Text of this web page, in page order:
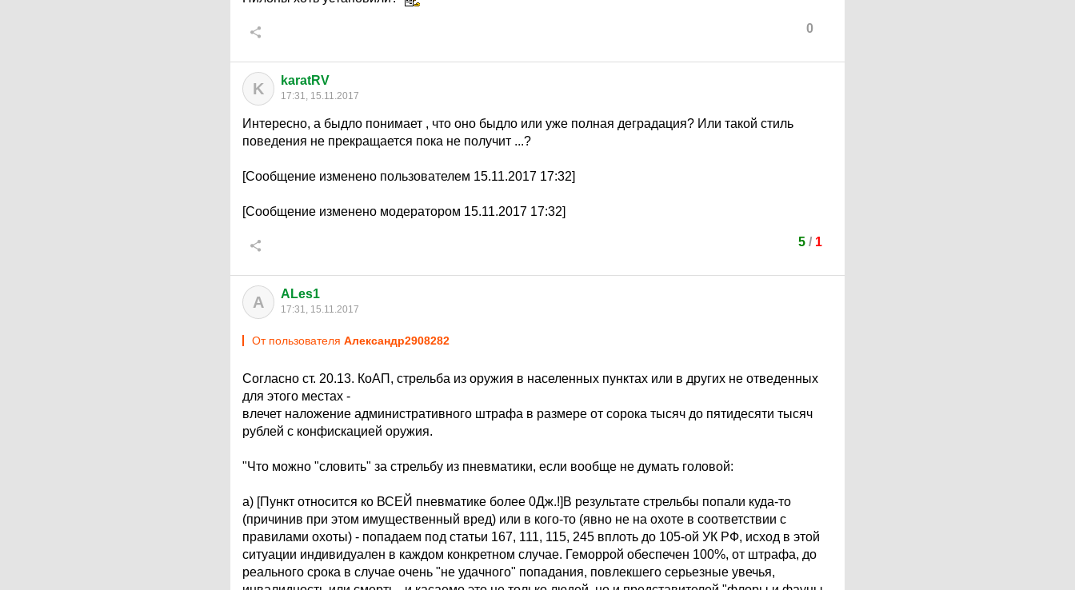
0
K karatRV
17:31, 15.11.2017
Интересно, а быдло понимает , что оно быдло или уже полная деградация? Или такой стиль
поведения не прекращается пока не получит ...?
[Сообщение изменено пользователем 15.11.2017 17:32]
[Сообщение изменено модератором 15.11.2017 17:32]
5/ 1
A ALes1
17:31, 15.11.2017
От пользователя Александр2908282
Согласно ст. 20.13. КоАП, стрельба из оружия в населенных пунктах или в других не отведенных
для этого местах -
влечет наложение административного штрафа в размере от сорока тысяч до пятидесяти тысяч
рублей с конфискацией оружия.
"Что можно "словить" за стрельбу из пневматики, если вообще не думать головой:
a) [Пункт относится ко ВСЕЙ пневматике более 0Дж.!]В результате стрельбы попали куда-то
(причинив при этом имущественный вред) или в кого-то (явно не на охоте в соответствии с
правилами охоты) - попадаем под статьи 167, 111, 115, 245 вплоть до 105-ой УК РФ, исход в этой
ситуации индивидуален в каждом конкретном случае. Геморрой обеспечен 100%, от штрафа, до
реального срока в случае очень "не удачного" попадания, повлекшего серьезные увечья,